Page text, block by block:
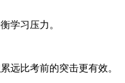
学习压力。
比考前的突击更有效。